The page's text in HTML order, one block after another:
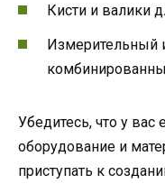
Кисти и валики
Измерительный
Убедитесь, что у вас
оборудование и
приступать к